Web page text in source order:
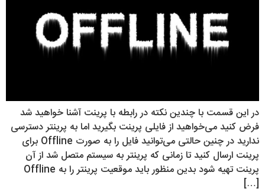
در این قسمت با چندین نکته در رابطه با پرینت آشنا خواهید شد
فرض کنید می‌خواهید از فایلی پرینت بگیرید اما به پرینتر دسترسی
ندارید در چنین حالتی می‌توانید فایل را به صورت Offline برای
پرینت ارسال کنید تا زمانی که پرینتر به سیستم متصل شد از آن
پرینت تهیه شود بدین منظور باید موقعیت پرینتر را به Offline
[…]